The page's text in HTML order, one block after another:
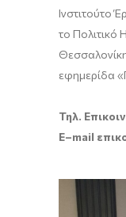
Ινστιτούτο
το Πολιτικό
εφημερίδα
Τηλ.
E–mail